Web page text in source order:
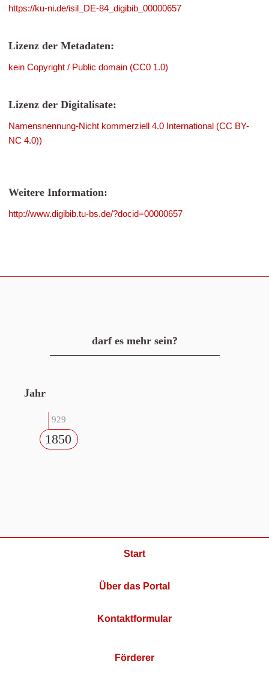
https://ku-ni.de/isil_DE-84_digibib_00000657
Lizenz der Metadaten:
kein Copyright / Public domain (CC0 1.0)
Lizenz der Digitalisate:
Namensnennung-Nicht kommerziell 4.0 International (CC BY-
NC 4.0))
Weitere Information:
http://www.digibib.tu-bs.de/?docid=00000657
darf es mehr sein?
Jahr
929
1850
Start
Über das Portal
Kontaktformular
Förderer